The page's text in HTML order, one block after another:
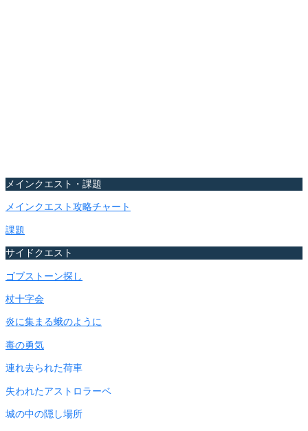
メインクエスト・課題
メインクエスト攻略チャート
課題
サイドクエスト
ゴブストーン探し
杖十字会
炎に集まる蛾のように
毒の勇気
連れ去られた荷車
失われたアストロラーベ
城の中の隠し場所